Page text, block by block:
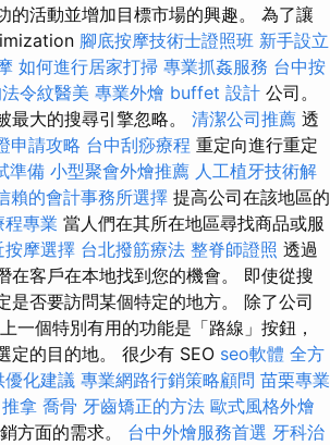
的活動並增加目標市場的興趣。 為了讓
腳底按摩技術士證照班 新手設立
如何進行居家打掃 專業抓姦服務 台中按
令紋醫美 專業外燴 buffet 設計 公司。
最大的搜尋引擎忽略。 清潔公司推薦 透
申請攻略 台中刮痧療程 重定向進行重定
準備 小型聚會外燴推薦 人工植牙技術解
賴的會計事務所選擇 提高公司在該地區的
程專業 當人們在其所在地區尋找商品或服
按摩選擇 台北撥筋療法 整脊師證照 透過
在客戶在本地找到您的機會。 即使從搜
是否要訪問某個特定的地方。 除了公司
一個特別有用的功能是「路線」按鈕，
定的目的地。 很少有 SEO seo軟體 全方
優化建議 專業網路行銷策略顧問 苗栗專業
拿 喬骨 牙齒矯正的方法 歐式風格外燴
方面的需求。 台中外燴服務首選 牙科治